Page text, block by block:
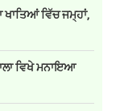
ਵਿੱਚ ਜਮ੍ਹਾਂ,
ਵਿਖੇ ਮਨਾਇਆ